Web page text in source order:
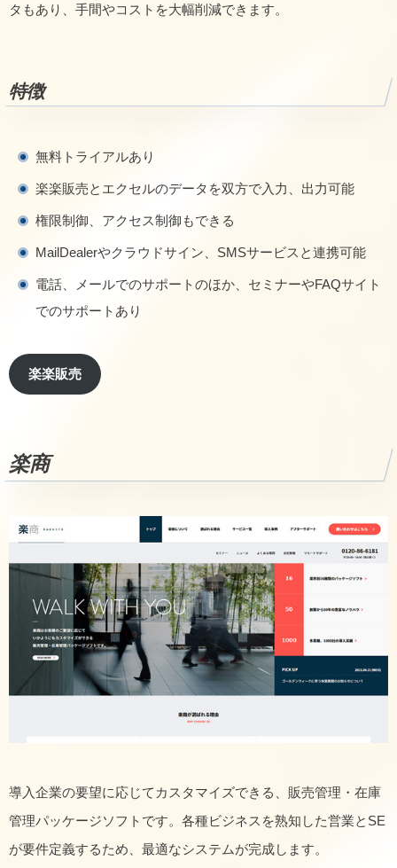
タもあり、手間やコストを大幅削減できます。
特徴
無料トライアルあり
楽楽販売とエクセルのデータを双方で入力、出力可能
権限制御、アクセス制御もできる
MailDealerやクラウドサイン、SMSサービスと連携可能
電話、メールでのサポートのほか、セミナーやFAQサイト
でのサポートあり
楽楽販売
楽商
導入企業の要望に応じてカスタマイズできる、販売管理・在庫
管理パッケージソフトです。各種ビジネスを熟知した営業とSE
が要件定義するため、最適なシステムが完成します。